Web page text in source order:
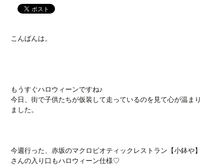
こんばんは。
もうすぐハロウィーンですね♪
今日、街で子供たちが仮装して走っているのを見て心が温まり
ました。
今週行った、赤坂のマクロビオティックレストラン【小鉢や】
さんの入り口もハロウィーン仕様♡